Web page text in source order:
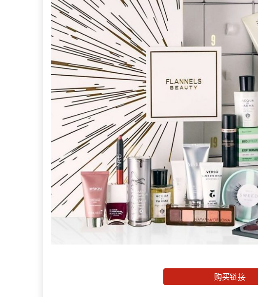
购买链接